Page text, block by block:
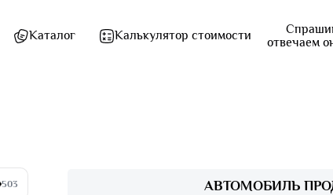
Каталог Калькулятор стоимости
отвечаем
503 АВТОМОБИЛЬ